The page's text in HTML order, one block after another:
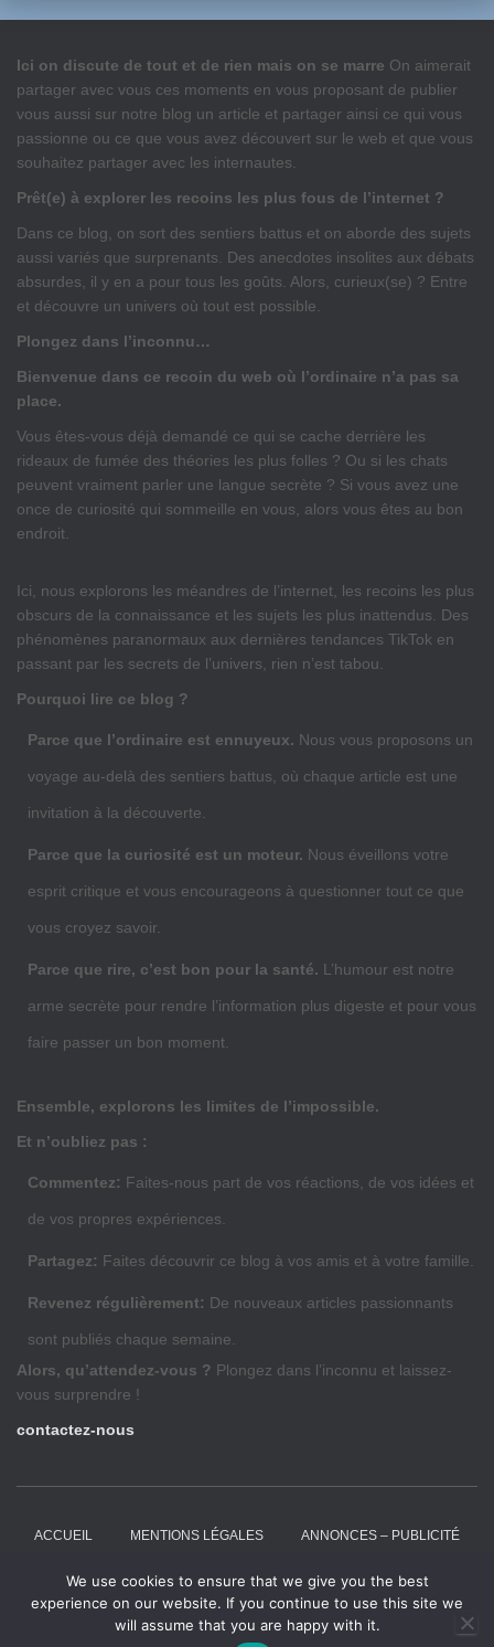
Ici on discute de tout et de rien mais on se marre On aimerait
partager avec vous ces moments en vous proposant de publier
vous aussi sur notre blog un article et partager ainsi ce qui vous
passionne ou ce que vous avez découvert sur le web et que vous
souhaitez partager avec les internautes.
Prêt(e) à explorer les recoins les plus fous de l’internet ?
Dans ce blog, on sort des sentiers battus et on aborde des sujets
aussi variés que surprenants. Des anecdotes insolites aux débats
absurdes, il y en a pour tous les goûts. Alors, curieux(se) ? Entre
et découvre un univers où tout est possible.
Plongez dans l’inconnu…
Bienvenue dans ce recoin du web où l’ordinaire n’a pas sa
place.
Vous êtes-vous déjà demandé ce qui se cache derrière les
rideaux de fumée des théories les plus folles ? Ou si les chats
peuvent vraiment parler une langue secrète ? Si vous avez une
once de curiosité qui sommeille en vous, alors vous êtes au bon
endroit.
Ici, nous explorons les méandres de l’internet, les recoins les plus
obscurs de la connaissance et les sujets les plus inattendus. Des
phénomènes paranormaux aux dernières tendances TikTok en
passant par les secrets de l’univers, rien n’est tabou.
Pourquoi lire ce blog ?
Parce que l’ordinaire est ennuyeux. Nous vous proposons un
voyage au-delà des sentiers battus, où chaque article est une
invitation à la découverte.
Parce que la curiosité est un moteur. Nous éveillons votre
esprit critique et vous encourageons à questionner tout ce que
vous croyez savoir.
Parce que rire, c’est bon pour la santé. L’humour est notre
arme secrète pour rendre l’information plus digeste et pour vous
faire passer un bon moment.
Ensemble, explorons les limites de l’impossible.
Et n’oubliez pas :
Commentez: Faites-nous part de vos réactions, de vos idées et
de vos propres expériences.
Partagez: Faites découvrir ce blog à vos amis et à votre famille.
Revenez régulièrement: De nouveaux articles passionnants
sont publiés chaque semaine.
Alors, qu’attendez-vous ? Plongez dans l’inconnu et laissez-
vous surprendre !
contactez-nous
ACCUEIL MENTIONS LÉGALES ANNONCES – PUBLICITÉ
ARTICLES INVITÉS CRSEO CONTACT
Hestia | Développé par
We use cookies to ensure that we give you the best
experience on our website. If you continue to use this site we
will assume that you are happy with it.